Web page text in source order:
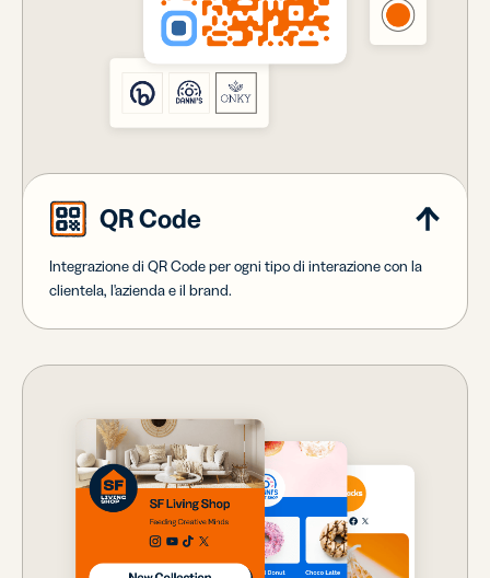
QR Code
Integrazione di QR Code per ogni tipo di interazione con la
clientela, l'azienda e il brand.